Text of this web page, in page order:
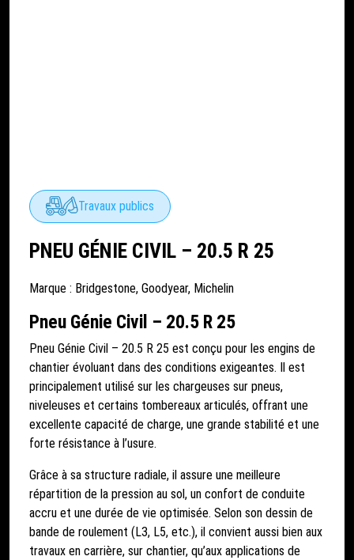
Travaux publics
PNEU GÉNIE CIVIL – 20.5 R 25
Marque : Bridgestone, Goodyear, Michelin
Pneu Génie Civil – 20.5 R 25
Pneu Génie Civil – 20.5 R 25 est conçu pour les engins de
chantier évoluant dans des conditions exigeantes. Il est
principalement utilisé sur les chargeuses sur pneus,
niveleuses et certains tombereaux articulés, offrant une
excellente capacité de charge, une grande stabilité et une
forte résistance à l’usure.
Grâce à sa structure radiale, il assure une meilleure
répartition de la pression au sol, un confort de conduite
accru et une durée de vie optimisée. Selon son dessin de
bande de roulement (L3, L5, etc.), il convient aussi bien aux
travaux en carrière, sur chantier, qu’aux applications de